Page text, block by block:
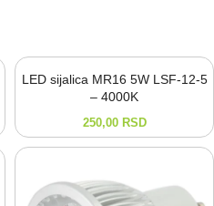
LED sijalica MR16 5W LSF-12-5
– 4000K
250,00 RSD